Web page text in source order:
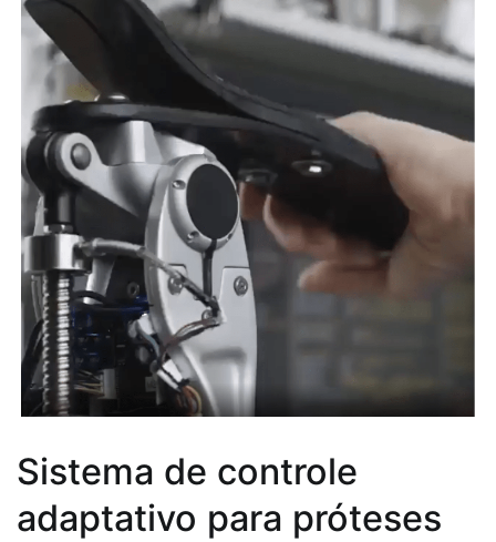
Sistema de controle
adaptativo para próteses